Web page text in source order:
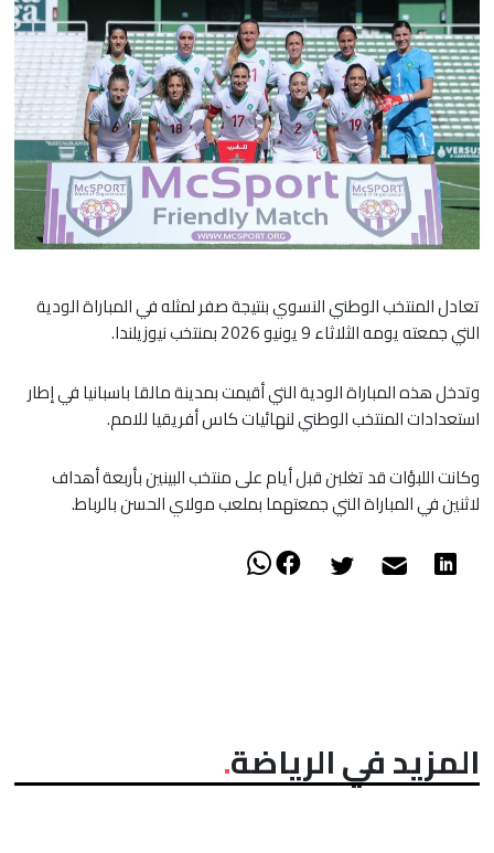
تعادل المنتخب الوطني النسوي بنتيجة صفر لمثله في المباراة الودية
التي جمعته يومه الثلاثاء 9 يونيو 2026 بمنتخب نيوزيلندا.
وتدخل هذه المباراة الودية التي أقيمت بمدينة مالقا باسبانيا في إطار
استعدادات المنتخب الوطني لنهائيات كاس أفريقيا للامم.
وكانت اللبؤات قد تغلبن قبل أيام على منتخب البينين بأربعة أهداف
لاثنين في المباراة التي جمعتهما بملعب مولاي الحسن بالرباط.
المزيد في الرياضة